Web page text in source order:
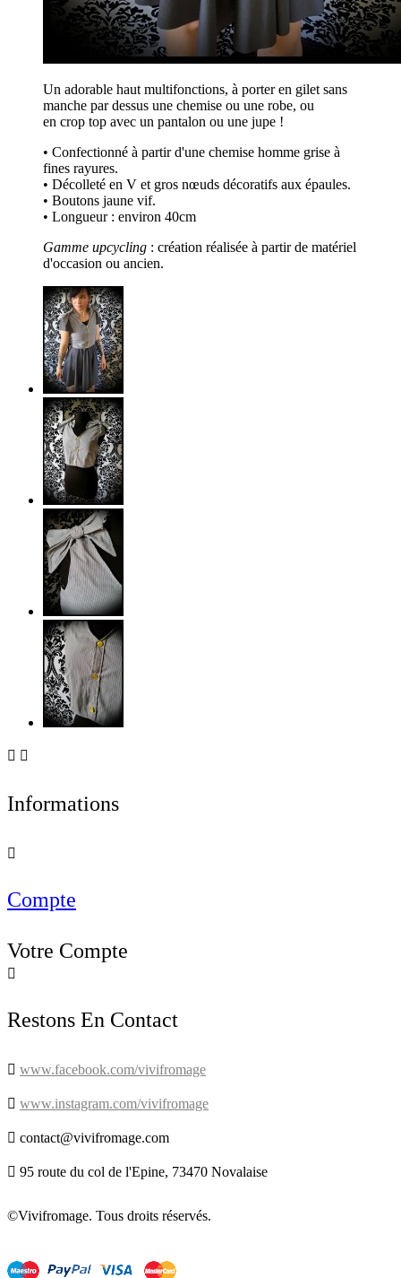
Un adorable haut multifonctions, à porter en gilet sans
manche par dessus une chemise ou une robe, ou
en crop top avec un pantalon ou une jupe !
• Confectionné à partir d'une chemise homme grise à
fines rayures.
• Décolleté en V et gros nœuds décoratifs aux épaules.
• Boutons jaune vif.
• Longueur : environ 40cm
Gamme upcycling : création réalisée à partir de matériel
d'occasion ou ancien.
 
Informations

Compte
Votre Compte

Restons En Contact
 www.facebook.com/vivifromage
 www.instagram.com/vivifromage
 contact@vivifromage.com
 95 route du col de l'Epine, 73470 Novalaise
©Vivifromage. Tous droits réservés.